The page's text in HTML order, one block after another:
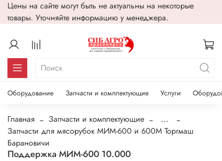
Цены на сайте могут быть не актуальны на некоторые
товары. Уточняйте информацию у менеджера.
Оборудование Запчасти и комплектующие Услуги
Главная Запчасти и комплектующие
...
Запчасти для мясорубок МИМ-600 и 600М Торгмаш
Барановичи
Поддержка МИМ-600 10.000